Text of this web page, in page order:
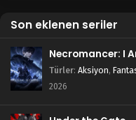
Son eklenen seriler
Necromancer: I
Türler: Aksiyon,
2026